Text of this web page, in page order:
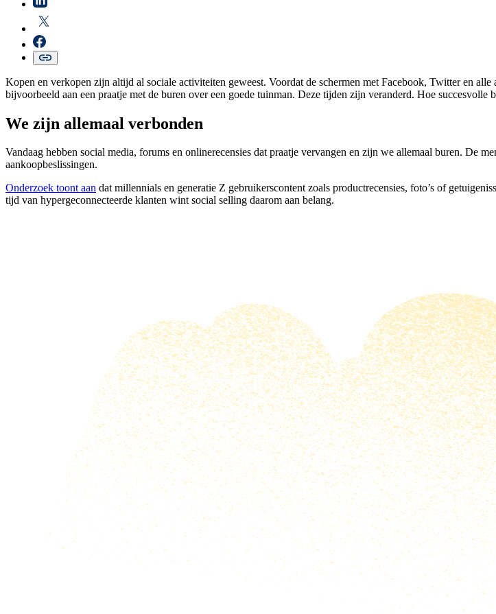
Kopen en verkopen zijn altijd al sociale activiteiten geweest. Voordat de schermen met Facebook, Twitter en
bijvoorbeeld aan een praatje met de buren over een goede tuinman. Deze tijden zijn veranderd. Hoe succesvolle
We zijn allemaal verbonden
Vandaag hebben social media, forums en onlinerecensies dat praatje vervangen en zijn we allemaal buren. De
aankoopbeslissingen.
Onderzoek toont aan dat millennials en generatie Z gebruikerscontent zoals productrecensies, foto’s of
tijd van hypergeconnecteerde klanten wint social selling daarom aan belang.